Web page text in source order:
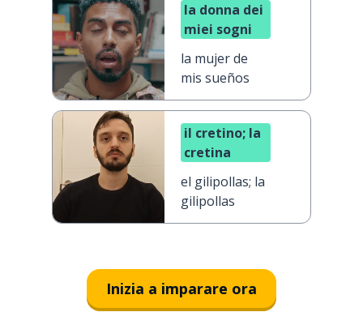
la donna dei
miei sogni
la mujer de
mis sueños
il cretino; la
cretina
el gilipollas; la
gilipollas
Inizia a imparare ora